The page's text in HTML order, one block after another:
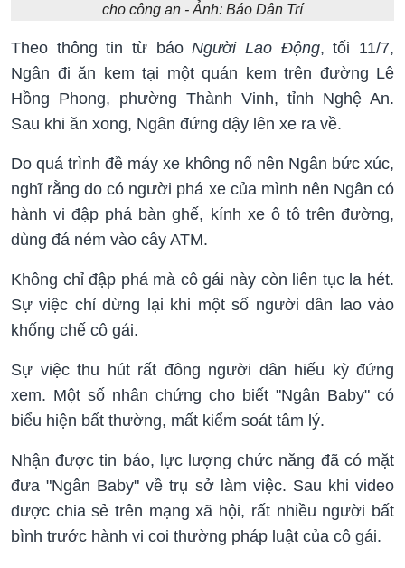
cho công an - Ảnh: Báo Dân Trí
Theo thông tin từ báoNgười Lao Động, tối 11/7,
Ngân đi ăn kem tại một quán kem trên đường Lê
Hồng Phong, phường Thành Vinh, tỉnh Nghệ An.
Sau khi ăn xong, Ngân đứng dậy lên xe ra về.
Do quá trình đề máy xe không nổ nên Ngân bức xúc,
nghĩ rằng do có người phá xe của mình nên Ngân có
hành vi đập phá bàn ghế, kính xe ô tô trên đường,
dùng đá ném vào cây ATM.
Không chỉ đập phá mà cô gái này còn liên tục la hét.
Sự việc chỉ dừng lại khi một số người dân lao vào
khống chế cô gái.
Sự việc thu hút rất đông người dân hiếu kỳ đứng
xem. Một số nhân chứng cho biết "Ngân Baby" có
biểu hiện bất thường, mất kiểm soát tâm lý.
Nhận được tin báo, lực lượng chức năng đã có mặt
đưa "Ngân Baby" về trụ sở làm việc. Sau khi video
được chia sẻ trên mạng xã hội, rất nhiều người bất
bình trước hành vi coi thường pháp luật của cô gái.